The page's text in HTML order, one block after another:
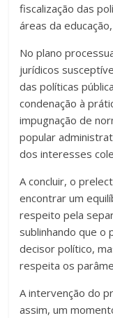
fiscalização das
áreas da
No plano
jurídicos
das políticas
condenação à
impugnação de
popular
dos interesses
A concluir, o
encontrar um
respeito pela
sublinhando que o
decisor político,
respeita os
A intervenção do
assim, um